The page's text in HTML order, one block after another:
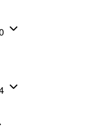
Unternavigation von
Unternavigation von
von